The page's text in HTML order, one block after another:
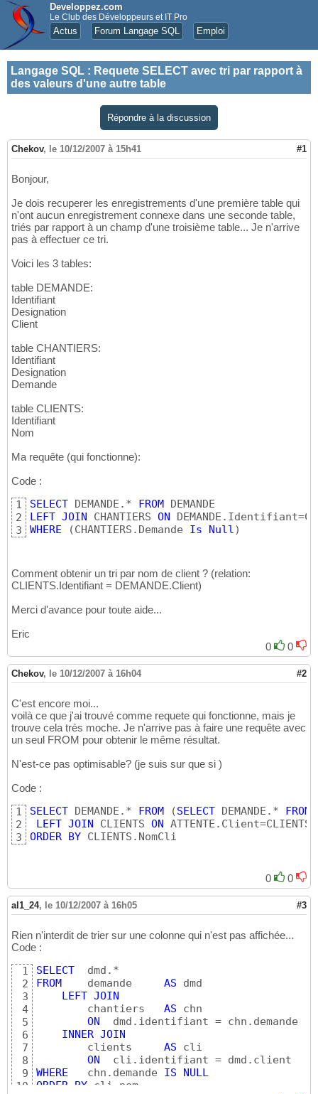
Developpez.com
Le Club des Développeurs et IT Pro
Actus Forum Langage SQL Emploi
Langage SQL : Requete SELECT avec tri par rapport à
des valeurs d'une autre table
Répondre à la discussion
Chekov, le 10/12/2007 à 15h41 #1
Bonjour,
Je dois recuperer les enregistrements d'une première table qui
n'ont aucun enregistrement connexe dans une seconde table,
triés par rapport à un champ d'une troisième table... Je n'arrive
pas à effectuer ce tri.
Voici les 3 tables:
table DEMANDE:
Identifiant
Designation
Client
table CHANTIERS:
Identifiant
Designation
Demande
table CLIENTS:
Identifiant
Nom
Ma requête (qui fonctionne):
Code :
1
2
3
SELECT DEMANDE.* FROM
LEFT JOIN CHANTIERS ON
WHERE
(CHANTIERS.Demande Is Null)
Comment obtenir un tri par nom de client ? (relation:
CLIENTS.Identifiant = DEMANDE.Client)
Merci d'avance pour toute aide...
Eric
0
0
Chekov, le 10/12/2007 à 16h04 #2
C'est encore moi...
voilà ce que j'ai trouvé comme requete qui fonctionne, mais je
trouve cela très moche. Je n'arrive pas à faire une requête avec
un seul FROM pour obtenir le même résultat.
N'est-ce pas optimisable? (je suis sur que si )
Code :
1
2
3
SELECT DEMANDE.* FROM (SELECT DEMANDE.* FROM
LEFT JOIN CLIENTS ON
ORDER
BY CLIENTS.NomCli
0 0
al1_24, le 10/12/2007 à 16h05 #3
Rien n'interdit de trier sur une colonne qui n'est pas affichée...
Code :
1
2
3
4
5
6
7
8
9
10
SELECT
FROM
    demande
AS dmd
LEFT JOIN
        chantiers
AS chn
ON
  dmd.identifiant = chn.demande
INNER JOIN
        clients
AS cli
ON
WHERE
   chn.demande
IS
NULL
ORDER
BY cli.nom